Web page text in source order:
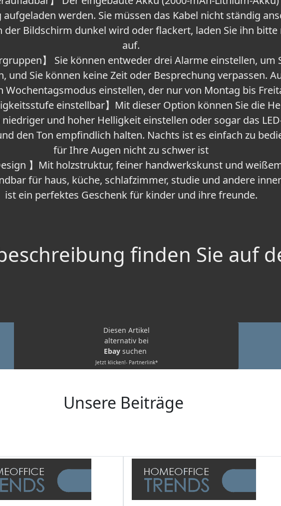
aufgeladen werden. Sie müssen das Kabel nicht ständig
der Bildschirm dunkel wird oder flackert, laden Sie ihn bitte
auf.
】 Sie können entweder drei Alarme einstellen, um
und Sie können keine Zeit oder Besprechung verpassen.
Wochentagsmodus einstellen, der nur von Montag bis
einstellbar】Mit dieser Option können Sie die
und hoher Helligkeit einstellen oder sogar das
den Ton empfindlich halten. Nachts ist es einfach zu
für Ihre Augen nicht zu schwer ist
】Mit holzstruktur, feiner handwerkskunst und
für haus, küche, schlafzimmer, studie und andere
ist ein perfektes Geschenk für kinder und ihre freunde.
finden Sie auf
Diesen Artikel
alternativ bei
Ebay suchen
Jetzt klicken!- Partnerlink*
Unsere Beiträge